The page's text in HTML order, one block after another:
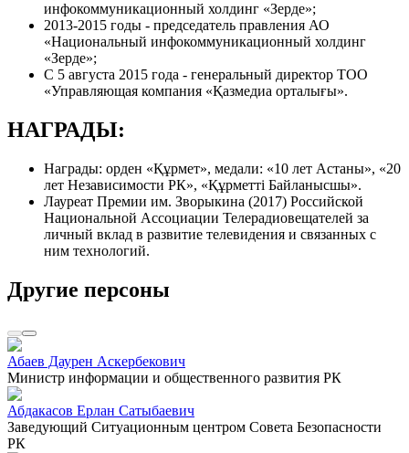
инфокоммуникационный холдинг «Зерде»;
2013-2015 годы - председатель правления АО
«Национальный инфокоммуникационный холдинг
«Зерде»;
С 5 августа 2015 года - генеральный директор ТОО
«Управляющая компания «Қазмедиа орталығы».
НАГРАДЫ:
Награды: орден «Құрмет», медали: «10 лет Астаны», «20
лет Независимости РК», «Құрметтi Байланысшы».
Лауреат Премии им. Зворыкина (2017) Российской
Национальной Ассоциации Телерадиовещателей за
личный вклад в развитие телевидения и связанных с
ним технологий.
Другие персоны
Абаев Даурен Аскербекович
Министр информации и общественного развития РК
Абдакасов Ерлан Сатыбаевич
Заведующий Ситуационным центром Совета Безопасности
РК